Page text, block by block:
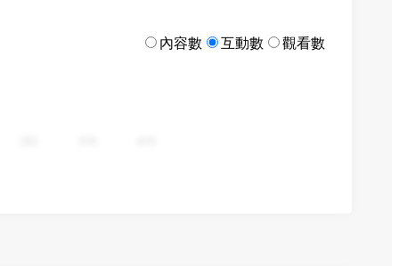
內容數 互動數 觀看數